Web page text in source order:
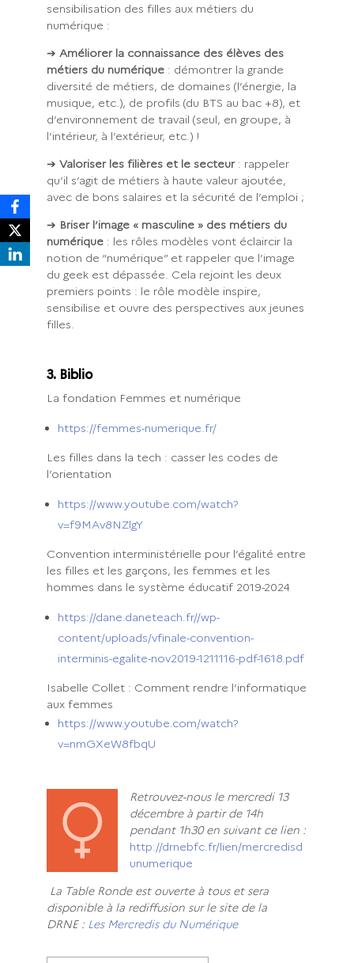
sensibilisation des filles aux métiers du
numérique :
➔Améliorer la connaissance des élèves des
métiers du numérique : démontrer la grande
diversité de métiers, de domaines (l’énergie, la
musique, etc.), de profils (du BTS au bac +8), et
d’environnement de travail (seul, en groupe, à
l’intérieur, à l’extérieur, etc.) !
➔Valoriser les filières et le secteur: rappeler
qu’il s’agit de métiers à haute valeur ajoutée,
avec de bons salaires et la sécurité de l’emploi ;
➔ Briser l’image « masculine » des métiers du
numérique : les rôles modèles vont éclaircir la
notion de “numérique” et rappeler que l’image
du geek est dépassée. Cela rejoint les deux
premiers points : le rôle modèle inspire,
sensibilise et ouvre des perspectives aux jeunes
filles.
3. Biblio
La fondation Femmes et numérique
https://femmes-numerique.fr/
Les filles dans la tech : casser les codes de
l’orientation
https://www.youtube.com/watch?
v=f9MAv8NZlgY
Convention interministérielle pour l’égalité entre
les filles et les garçons, les femmes et les
hommes dans le système éducatif 2019-2024
https://dane.daneteach.fr//wp-
content/uploads/vfinale-convention-
interminis-egalite-nov2019-1211116-pdf-1618.pdf
Isabelle Collet : Comment rendre l’informatique
aux femmes
https://www.youtube.com/watch?
v=nmGXeW8fbqU
Retrouvez-nous le mercredi 13
décembre à partir de 14h
pendant 1h30 en suivant ce lien :
http://drnebfc.fr/lien/mercredisd
unumerique
La Table Ronde est ouverte à tous et sera
disponible à la rediffusion sur le site de la
DRNE : Les Mercredis du Numérique